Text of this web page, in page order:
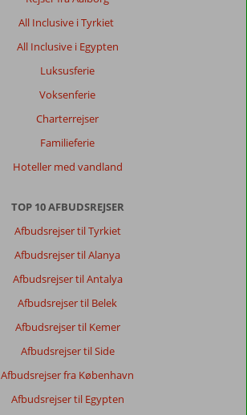
All Inclusive i Tyrkiet
All Inclusive i Egypten
Luksusferie
Voksenferie
Charterrejser
Familieferie
Hoteller med vandland
TOP 10 AFBUDSREJSER
Afbudsrejser til Tyrkiet
Afbudsrejser til Alanya
Afbudsrejser til Antalya
Afbudsrejser til Belek
Afbudsrejser til Kemer
Afbudsrejser til Side
Afbudsrejser fra København
Afbudsrejser til Egypten